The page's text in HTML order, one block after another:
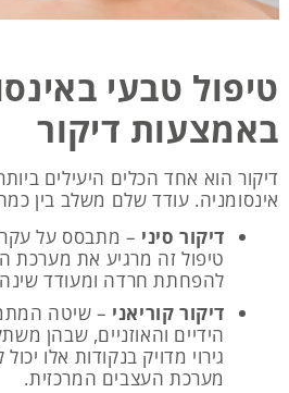
טיפול טבעי
באמצעות דיקור
דיקור הוא אחד הכלים היעילים
אינסומניה. עודד שלם משלב בין
דיקור סיני – מתבסס על
טיפול זה מרגיע את מערכת
להפחתת חרדה ומעודד
דיקור קוריאני – שיטה
הידיים והאוזניים, שבהן
גירוי מדויק בנקודות אלו
מערכת העצבים המרכזית.